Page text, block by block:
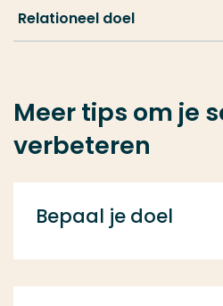
Relationeel doel
Meer tips om je
verbeteren
Bepaal je doel